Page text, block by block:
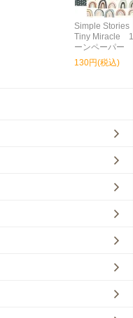
Simple
Tiny Miracle
ーンペーパー
130円(税込)